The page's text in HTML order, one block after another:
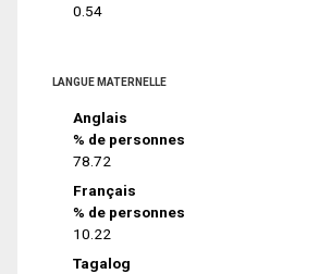
0.54
LANGUE MATERNELLE
Anglais
% de personnes
78.72
Français
% de personnes
10.22
Tagalog